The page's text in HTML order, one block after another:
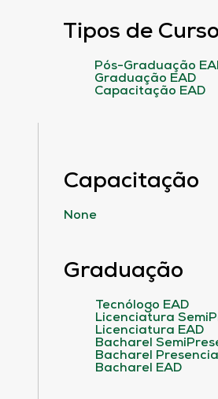
Tipos de
Pós-Graduação
Graduação EAD
Capacitação EAD
Capacitação
None
Graduação
Tecnólogo EAD
Licenciatura
Licenciatura EAD
Bacharel
Bacharel Presencial
Bacharel EAD